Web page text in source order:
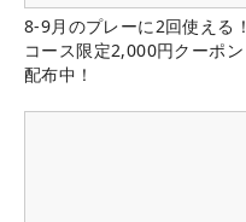
8-9月のプレーに2回使える！
コース限定2,000円クーポン
配布中！